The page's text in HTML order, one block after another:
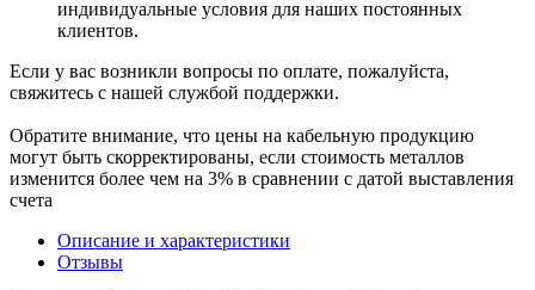
индивидуальные условия для наших постоянных
клиентов.
Если у вас возникли вопросы по оплате, пожалуйста,
свяжитесь с нашей службой поддержки.
Обратите внимание, что цены на кабельную продукцию
могут быть скорректированы, если стоимость металлов
изменится более чем на 3% в сравнении с датой выставления
счета
Описание и характеристики
Отзывы